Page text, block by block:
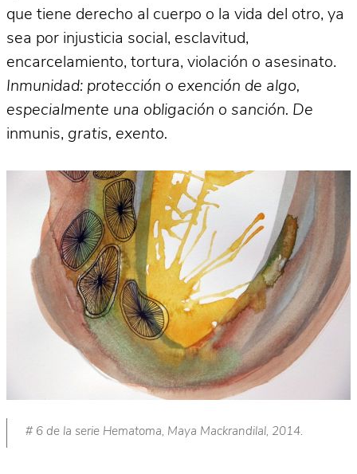
que tiene derecho al cuerpo o la vida del otro, ya
sea por injusticia social, esclavitud,
encarcelamiento, tortura, violación o asesinato.
Inmunidad: protección o exención de algo,
especialmente una obligación o sanción. De
inmunis, gratis, exento.
# 6 de la serie Hematoma, Maya Mackrandilal, 2014.